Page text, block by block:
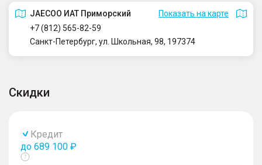
JAECOO ИАТ Приморский
Показать на карте
+7 (812) 565-82-59
Санкт-Петербург, ул. Школьная, 98, 197374
Скидки
Кредит
до 689 100 ₽
Показать